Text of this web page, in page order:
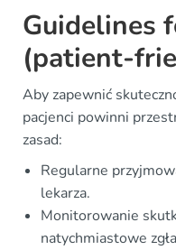
Guidelines
(patient-
Aby zapewnić
pacjenci powinni
zasad:
Regularne
lekarza.
Monitorowanie
natychmiastowe